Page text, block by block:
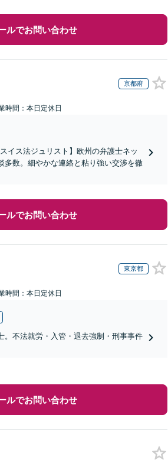
ルでお問い合わせ
京都府
時間：本日定休日
イス法ジュリスト】欧州の弁護士ネッ
多数。細やかな連絡と粘り強い交渉を徹
ルでお問い合わせ
東京都
時間：本日定休日
。不法就労・入管・退去強制・刑事事件
ルでお問い合わせ